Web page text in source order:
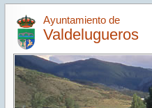
Ayuntamiento de
Valdelugueros